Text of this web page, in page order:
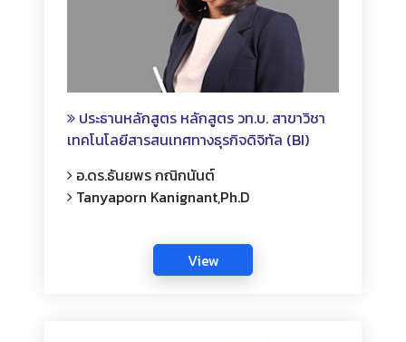
ประธานหลักสูตร หลักสูตร วท.บ. สาขาวิชา
เทคโนโลยีสารสนเทศทางธุรกิจดิจิทัล (BI)
อ.ดร.ธันยพร กณิกนันต์
Tanyaporn Kanignant,Ph.D